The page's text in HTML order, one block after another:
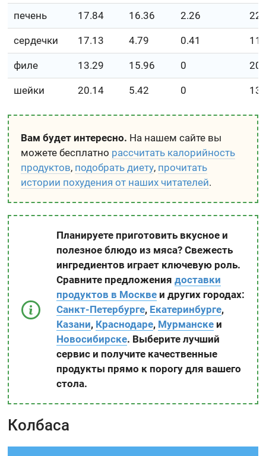
печень 17.84 16.36 2.26
сердечки 17.13 4.79 0.41
филе 13.29 15.96 0
шейки 20.14 5.42 0
Вам будет интересно. На нашем сайте вы
можете бесплатно рассчитать калорийность
продуктов, подобрать диету, прочитать
истории похудения от наших читателей.
Планируете приготовить вкусное и
полезное блюдо из мяса? Свежесть
ингредиентов играет ключевую роль.
Сравните предложениядоставки
продуктов в Москве и других городах:
Санкт-Петербурге, Екатеринбурге,
Казани, Краснодаре, Мурманске и
Новосибирске. Выберите лучший
сервис и получите качественные
продукты прямо к порогу для вашего
стола.
Колбаса